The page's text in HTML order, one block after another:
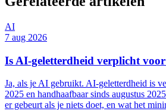
AI
7 aug 2026
Is AI-geletterdheid verplicht
Ja, als je AI gebruikt. AI-geletterdheid is
2025 en handhaafbaar sinds augustus
er gebeurt als je niets doet, en wat het